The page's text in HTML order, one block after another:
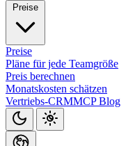
Preise
Preise
Pläne für jede Teamgröße
Preis berechnen
Monatskosten schätzen
Vertriebs-CRMMCPBlog